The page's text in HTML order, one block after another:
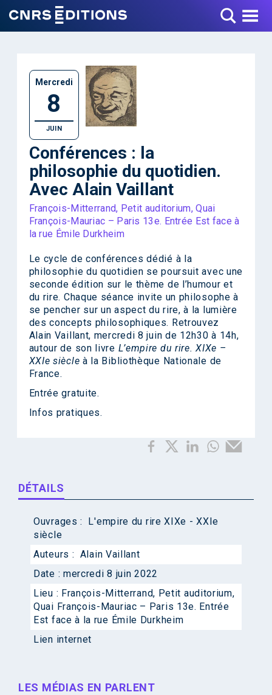
Toggle Menu
Mercredi
8
JUIN
Conférences : la
philosophie du quotidien.
Avec Alain Vaillant
François-Mitterrand, Petit auditorium, Quai
François-Mauriac – Paris 13e. Entrée Est face à
la rue Émile Durkheim
Le cycle de conférences dédié à la
philosophie du quotidien se poursuit avec une
seconde édition sur le thème de l’humour et
du rire. Chaque séance invite un philosophe à
se pencher sur un aspect du rire, à la lumière
des concepts philosophiques. Retrouvez
Alain Vaillant, mercredi 8 juin de 12h30 à 14h,
autour de son livre L’empire du rire. XIXe –
XXIe siècle à la Bibliothèque Nationale de
France.
Entrée gratuite.
Infos pratiques.
DÉTAILS
Ouvrages :
L'empire du rire XIXe - XXIe
siècle
Auteurs : Alain Vaillant
Date : mercredi 8 juin 2022
Lieu : François-Mitterrand, Petit auditorium,
Quai François-Mauriac – Paris 13e. Entrée
Est face à la rue Émile Durkheim
Lien internet
LES MÉDIAS EN PARLENT